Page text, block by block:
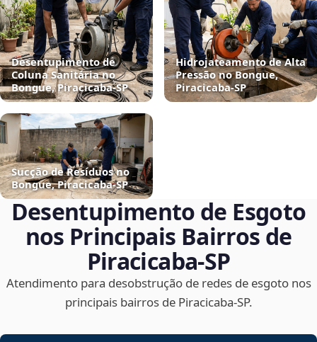
Desentupimento de
Coluna Sanitária no
Bongue, Piracicaba‑SP
Hidrojateamento de Alta
Pressão no Bongue,
Piracicaba‑SP
Sucção de Resíduos no
Bongue, Piracicaba‑SP
Desentupimento de Esgoto
nos Principais Bairros de
Piracicaba‑SP
Atendimento para desobstrução de redes de esgoto nos
principais bairros de Piracicaba‑SP.